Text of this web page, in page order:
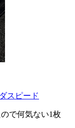
スピード
で何気ない1枚